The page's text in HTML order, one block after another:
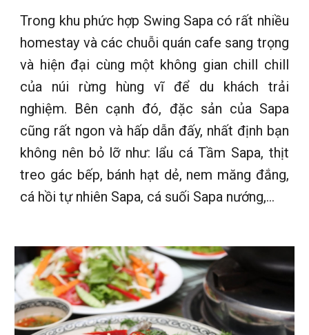
Trong khu phức hợp Swing Sapa có rất nhiều
homestay và các chuỗi quán cafe sang trọng
và hiện đại cùng một không gian chill chill
của núi rừng hùng vĩ để du khách trải
nghiệm. Bên cạnh đó, đặc sản của Sapa
cũng rất ngon và hấp dẫn đấy, nhất định bạn
không nên bỏ lỡ như: lẩu cá Tầm Sapa, thịt
treo gác bếp, bánh hạt dẻ, nem măng đắng,
cá hồi tự nhiên Sapa, cá suối Sapa nướng,…